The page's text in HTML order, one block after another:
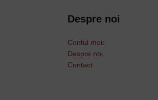
Despre noi
Contul meu
Despre noi
Contact